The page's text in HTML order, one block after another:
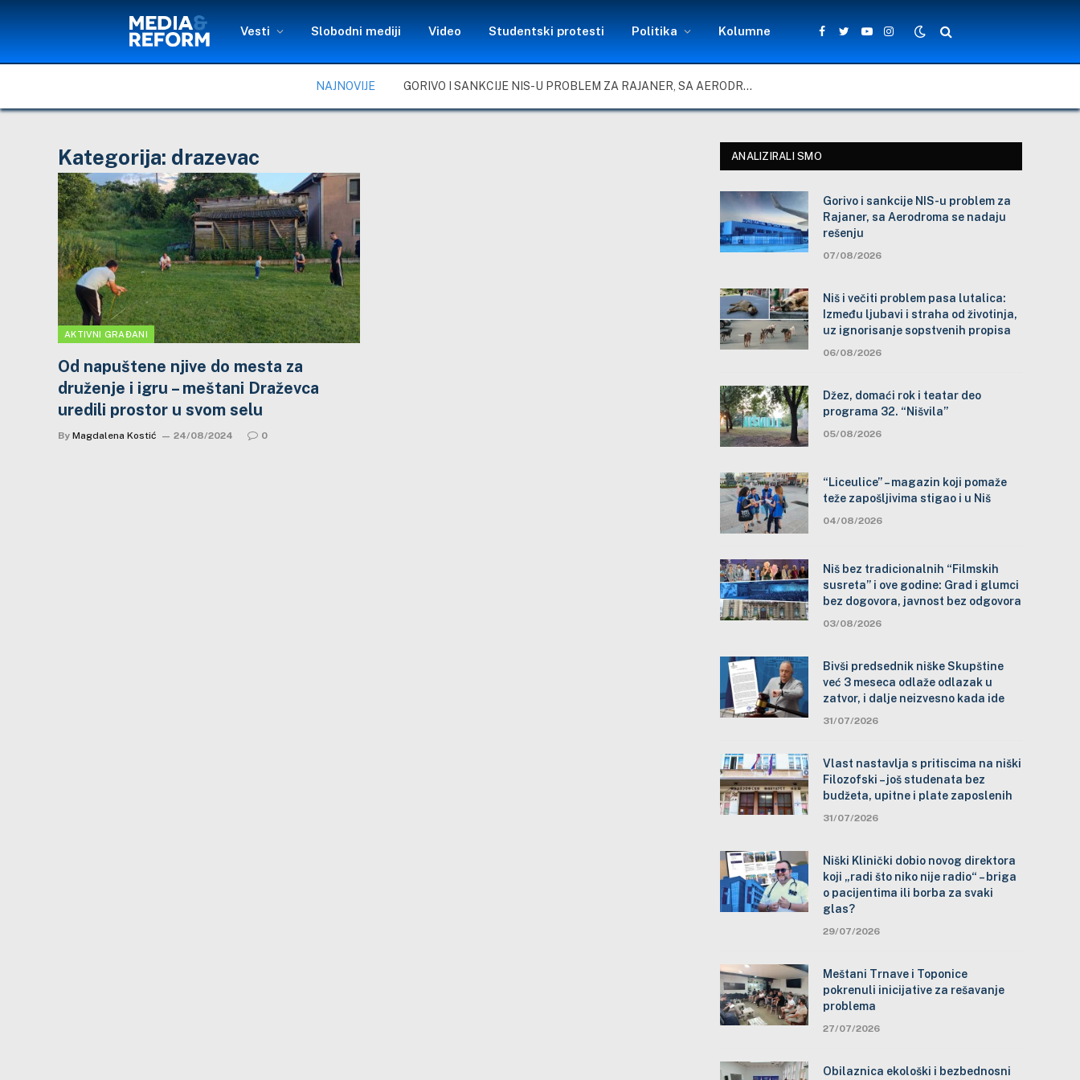
Vesti Slobodni mediji Video Studentski protesti Politika Kolumne
Facebook
TwitterYouTubeInstagram
NAJNOVIJE GORIVO I SANKCIJE NIS-U PROBLEM ZA RAJANER, SA AERODROMA SE NADAJU REŠENJU
Kategorija: drazevac
AKTIVNI GRAĐANI
Od napuštene njive do mesta za
druženje i igru – meštani Draževca
uredili prostor u svom selu
By Magdalena Kostić 24/08/2024 0
ANALIZIRALI SMO
Gorivo i sankcije NIS-u problem za
Rajaner, sa Aerodroma se nadaju
rešenju
07/08/2026
Niš i večiti problem pasa lutalica:
Između ljubavi i straha od životinja,
uz ignorisanje sopstvenih propisa
06/08/2026
Džez, domaći rok i teatar deo
programa 32. “Nišvila”
05/08/2026
“Liceulice” – magazin koji pomaže
teže zapošljivima stigao i u Niš
04/08/2026
Niš bez tradicionalnih “Filmskih
susreta” i ove godine: Grad i glumci
bez dogovora, javnost bez odgovora
03/08/2026
Bivši predsednik niške Skupštine
već 3 meseca odlaže odlazak u
zatvor, i dalje neizvesno kada ide
31/07/2026
Vlast nastavlja s pritiscima na niški
Filozofski – još studenata bez
budžeta, upitne i plate zaposlenih
31/07/2026
Niški Klinički dobio novog direktora
koji „radi što niko nije radio“ – briga
o pacijentima ili borba za svaki
glas?
29/07/2026
Meštani Trnave i Toponice
pokrenuli inicijative za rešavanje
problema
27/07/2026
Obilaznica ekološki i bezbednosni